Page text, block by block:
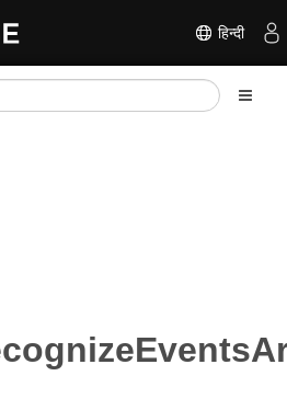
हिन्दी